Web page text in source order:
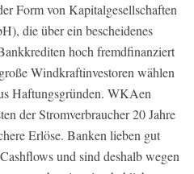
Form von Kapitalgesellschaften
die über ein bescheidenes
hoch fremdfinanziert
Windkraftinvestoren wählen
Haftungsgründen. WKAen
der Stromverbraucher 20 Jahre
Erlöse. Banken lieben gut
und sind deshalb wegen